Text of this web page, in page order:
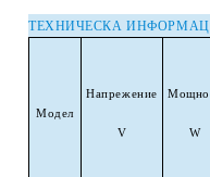
ТЕХНИЧЕСКА
Модел
Напрежение
V W